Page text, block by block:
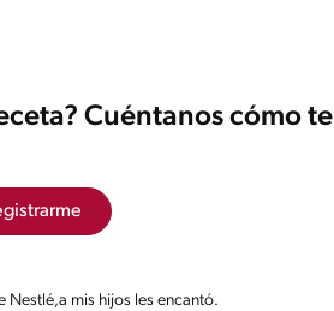
Cuéntanos cómo te
Nestlé,a mis hijos les encantó.